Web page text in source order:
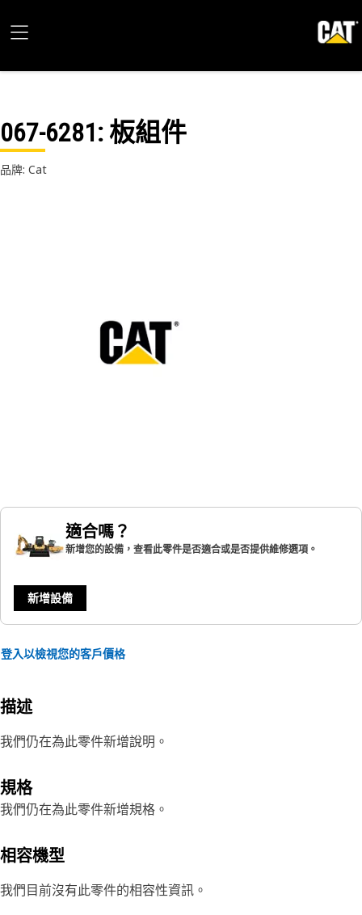
067-6281: 板組件
品牌: Cat
適合嗎？
新增您的設備，查看此零件是否適合或是否提供維修選項。
新增設備
登入以檢視您的客戶價格
描述
我們仍在為此零件新增說明。
規格
我們仍在為此零件新增規格。
相容機型
我們目前沒有此零件的相容性資訊。